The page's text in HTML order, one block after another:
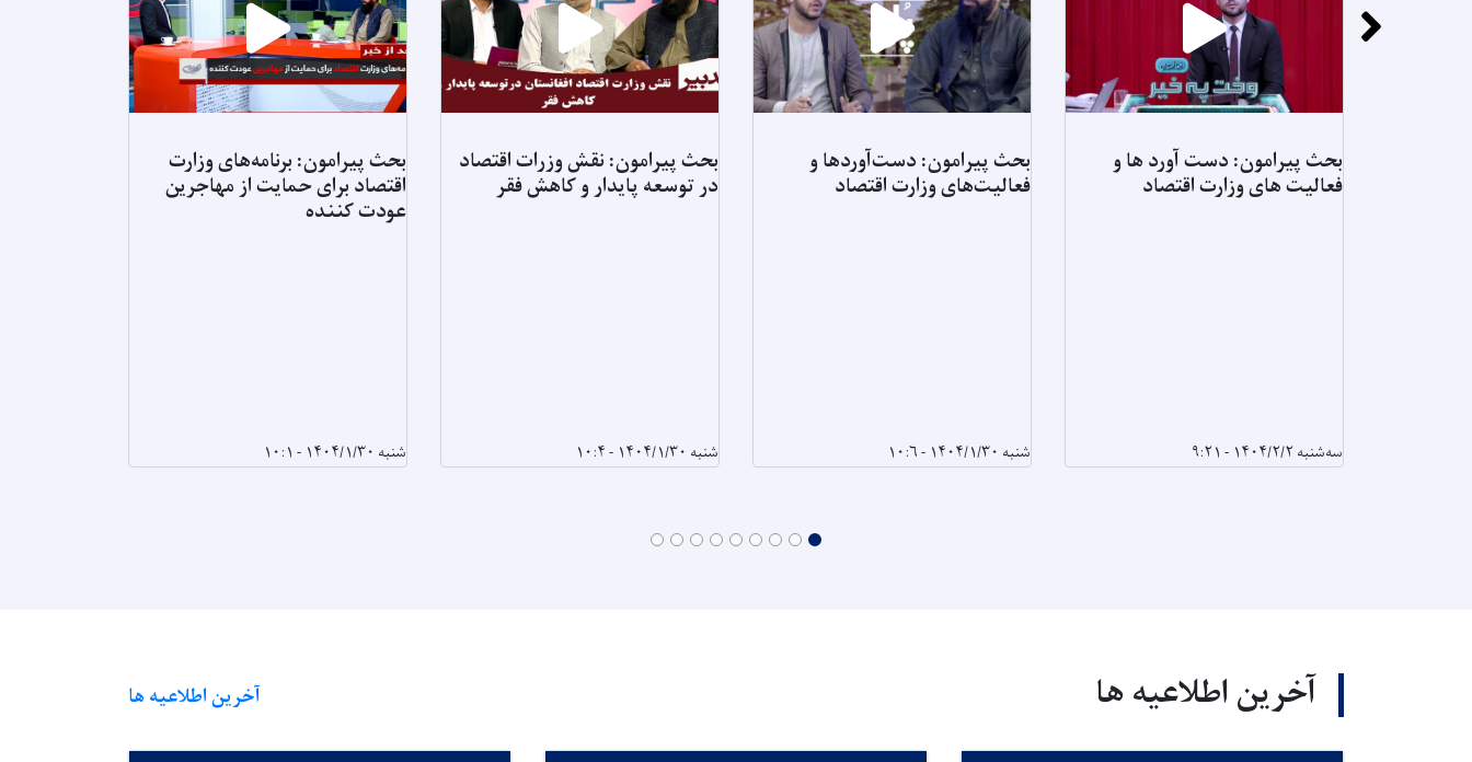
بحث پیرامون: دست آورد ها و
فعالیت های وزارت اقتصاد
سه‌شنبه ۱۴۰۴/۲/۲ - ۹:۲۱
بحث پیرامون: دست‌آوردها و
فعالیت‌های وزارت اقتصاد
شنبه ۱۴۰۴/۱/۳۰ - ۱۰:۶
بحث پیرامون: نقش وزرات اقتصاد
در توسعه پایدار و کاهش فقر
شنبه ۱۴۰۴/۱/۳۰ - ۱۰:۴
بحث پیرامون: برنامه‌های وزارت
اقتصاد برای حمایت از مهاجرین
عودت کننده
شنبه ۱۴۰۴/۱/۳۰ - ۱۰:۱
آخرین اطلاعیه ها آخرین اطلاعیه ها